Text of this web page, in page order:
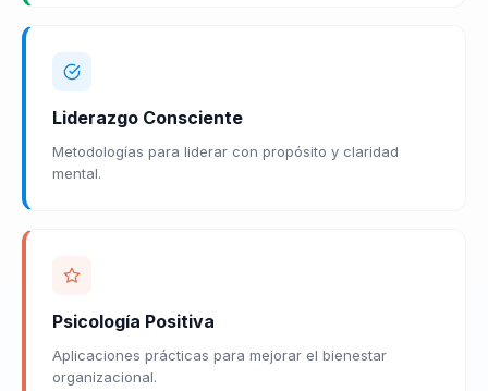
Liderazgo Consciente
Metodologías para liderar con propósito y claridad
mental.
Psicología Positiva
Aplicaciones prácticas para mejorar el bienestar
organizacional.